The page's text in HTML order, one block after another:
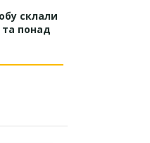
склали
та понад